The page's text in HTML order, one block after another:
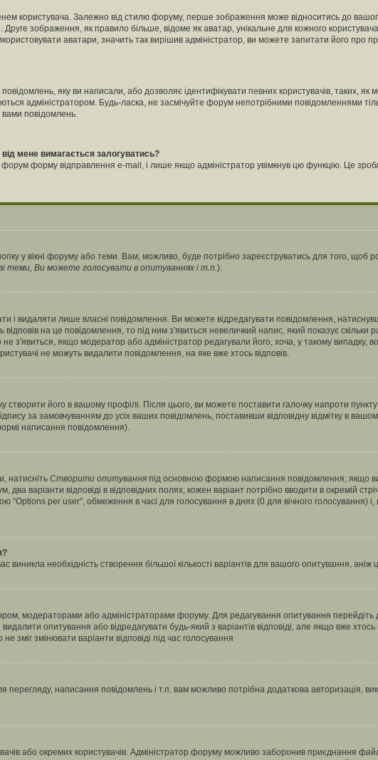
користувача. Залежно від стилю форуму, перше зображення може відноситись до вашого
зображення, як правило більше, відоме як аватар, унікальне для кожного
аватари, значить так вирішив адміністратор, ви можете запитати його про
яку ви написали, або дозволяє ідентифікувати певних користувачів, таких,
адміністратором. Будь-ласка, не засмічуйте форум непотрібними повідомленнями
вами повідомлень.
мене вимагається залогуватись?
форму відправлення e-mail, і лише якщо адміністратор увімкнув цю функцію. Це
у вікні форуму або теми. Вам, можливо, буде потрібно зареєструватись для того, щоб
теми, Ви можете голосувати в опитуваннях і т.п.).
видаляти лише власні повідомлення. Ви можете відредагувати повідомлення,
на це повідомлення, то під ним з'явиться невеличкий напис, який показує скільки
з'явиться, якщо модератор або адміністратор редагували його, хоча, у такому
не можуть видалити повідомлення, на яке вже хтось відповів.
його в вашому профілі. Після цього, ви можете поставити галочку напроти пункту
за замовчуванням до усіх ваших повідомлень, поставивши відповідну відмітку в
написання повідомлення).
натисніть Створити опитування під основною формою написання повідомлення; якщо
варіанти відповіді в відповідних полях, кожен варіант потрібно вводити в окремій
“Options per user”, обмеження в часі для голосування в днях (0 для вічного голосування) і,
необхідність створення більшої кількості варіантів для вашого опитування,
модераторами або адміністраторами форуму. Для редагування опитування
опитування або відредагувати будь-який з варіантів відповіді, але якщо вже
змінювати варіанти відповіді під час голосування
написання повідомлень і т.п. вам можливо потрібна додаткова авторизація,
або окремих користувачів. Адміністратор форуму можливо заборонив приєднання